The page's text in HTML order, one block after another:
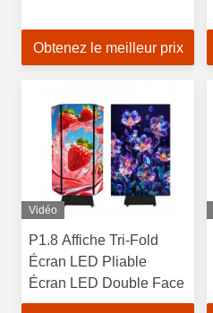
Obtenez le meilleur prix
Vidéo
P1.8 Affiche Tri-Fold
Écran LED Pliable
Écran LED Double Face